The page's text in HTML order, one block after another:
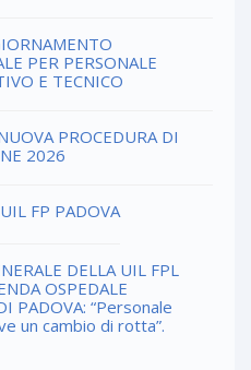
PER PERSONALE
E TECNICO
PROCEDURA DI
2026
FP PADOVA
DELLA UIL FPL
OSPEDALE
PADOVA: “Personale
un cambio di rotta”.